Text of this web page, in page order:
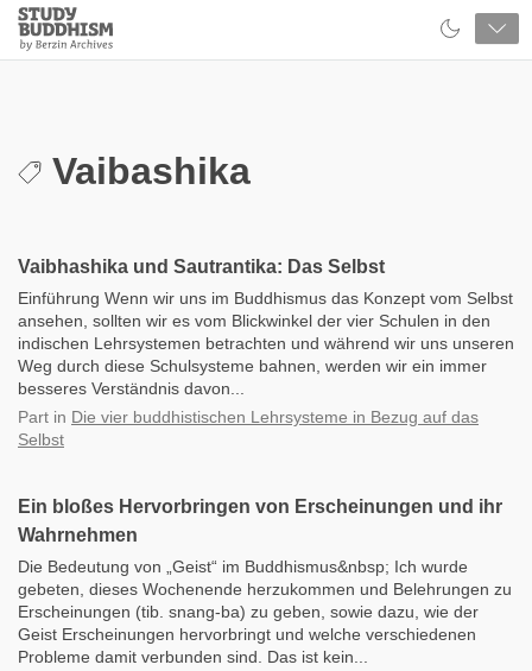
Close
Study
Buddhism
Vaibashika
Vaibhashika und Sautrantika: Das Selbst
Einführung Wenn wir uns im Buddhismus das Konzept vom Selbst
ansehen, sollten wir es vom Blickwinkel der vier Schulen in den
indischen Lehrsystemen betrachten und während wir uns unseren
Weg durch diese Schulsysteme bahnen, werden wir ein immer
besseres Verständnis davon...
Part in Die vier buddhistischen Lehrsysteme in Bezug auf das
Selbst
Ein bloßes Hervorbringen von Erscheinungen und ihr
Wahrnehmen
Die Bedeutung von „Geist“ im Buddhismus&nbsp; Ich wurde
gebeten, dieses Wochenende herzukommen und Belehrungen zu
Erscheinungen (tib. snang-ba) zu geben, sowie dazu, wie der
Geist Erscheinungen hervorbringt und welche verschiedenen
Probleme damit verbunden sind. Das ist kein...